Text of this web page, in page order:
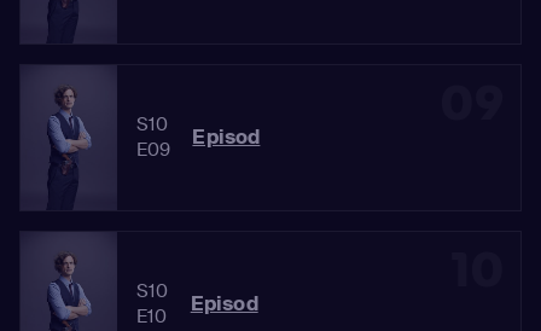
S10
E09
Episod
S10
E10
Episod